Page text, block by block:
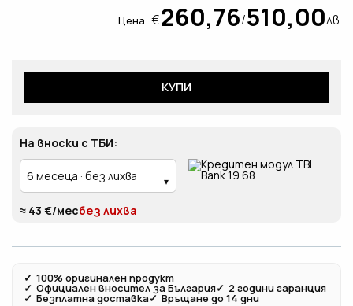
Цена €260,76/510,00лв.
КУПИ
На вноски с ТБИ:
≈ 43 €/месбез лихва
✓ 100% оригинален продукт
✓ Официален вносител за България✓ 2 години гаранция
✓ Безплатна доставка✓ Връщане до 14 дни